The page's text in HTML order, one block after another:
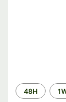
期
間
48H